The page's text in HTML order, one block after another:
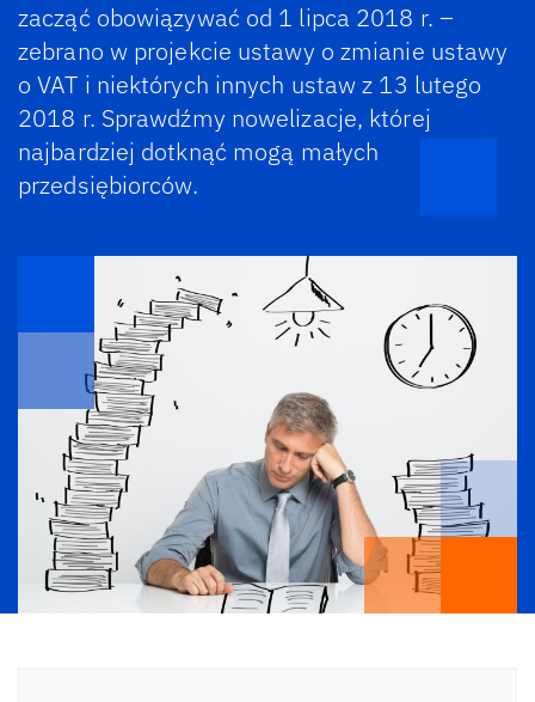
zacząć obowiązywać od 1 lipca 2018 r. –
zebrano w projekcie ustawy o zmianie ustawy
o VAT i niektórych innych ustaw z 13 lutego
2018 r. Sprawdźmy nowelizacje, której
najbardziej dotknąć mogą małych
przedsiębiorców.